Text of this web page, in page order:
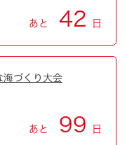
あと 42 日
海づくり大会
あと 99 日